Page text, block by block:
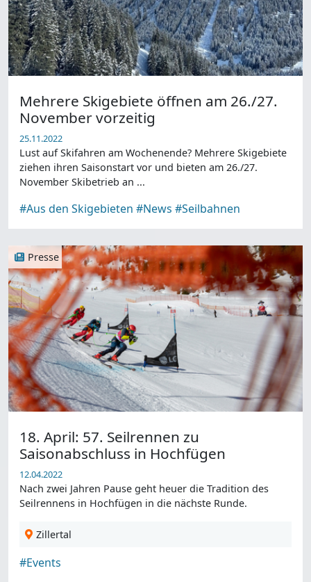
Mehrere Skigebiete öffnen am 26./27.
November vorzeitig
25.11.2022
Lust auf Skifahren am Wochenende? Mehrere Skigebiete
ziehen ihren Saisonstart vor und bieten am 26./27.
November Skibetrieb an ...
#Aus den Skigebieten #News #Seilbahnen
Presse
18. April: 57. Seilrennen zu
Saisonabschluss in Hochfügen
12.04.2022
Nach zwei Jahren Pause geht heuer die Tradition des
Seilrennens in Hochfügen in die nächste Runde.
Zillertal
#Events